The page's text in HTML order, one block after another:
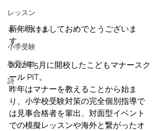
レッスン
キッズスキル
小学受験
教育方針
詩
新年明けましておめでとうございま
す。
2022年5月に開校したこどもマナースク
ール PIT。
昨年はマナーを教えることから始ま
り、小学校受験対策の完全個別指導で
は見事合格者を輩出、対面型イベント
での模擬レッスンや海外と繋がったオ